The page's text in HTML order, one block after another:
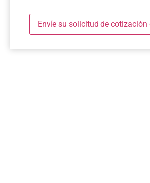
Envíe su solicitud de cotización